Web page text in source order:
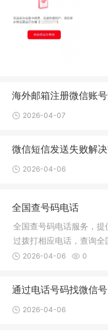
海外邮箱注册微信账
2026-04-07
微信短信发送失败解
2026-04-06
全国查号码电话
全国查号码电话服务，
过拨打相应电话，查询
信息。服务便捷高效，为
2026-04-06 0
通过电话号码找微信号
2026-04-06